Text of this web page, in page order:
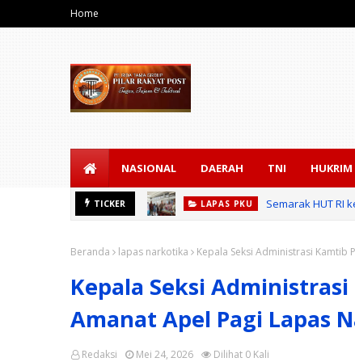
Home
NASIONAL DAERAH TNI HUKRIM
TICKER LAPAS PKU Semarak HUT RI
Beranda lapas narkotika Kepala Seksi Administrasi Kamtib
Kepala Seksi
Amanat Apel Pagi Lapas
Redaksi Dilihat 0 Kali
Mei 24, 2026